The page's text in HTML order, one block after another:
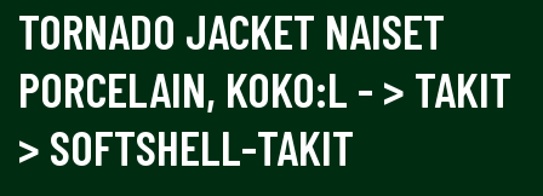
TORNADO JACKET NAISET
PORCELAIN, KOKO:L - > TAKIT
> SOFTSHELL-TAKIT